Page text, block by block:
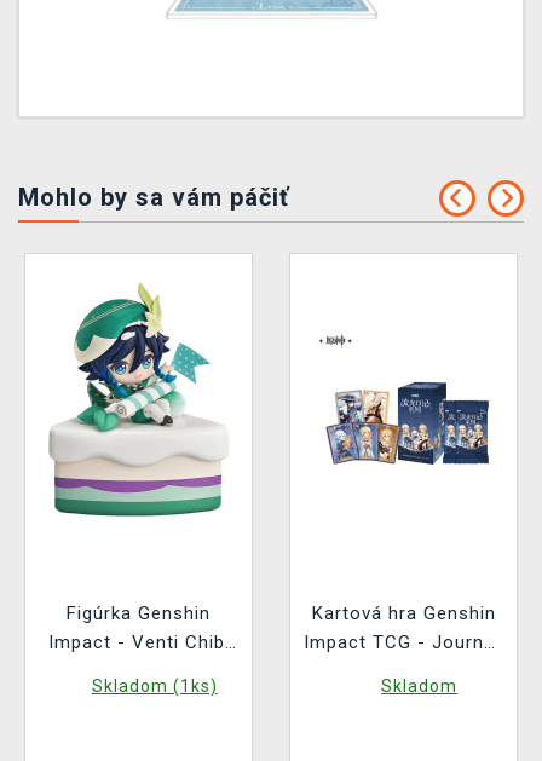
Mohlo by sa vám páčiť
Figúrka Genshin
Impact - Venti Chibi
Skladom (1ks)
Kartová hra Genshin
Impact TCG - Journey
Skladom